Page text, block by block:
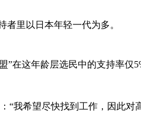
里以日本年轻一代为多。
在这年龄层选民中的支持率仅
“我希望尽快找到工作，因此对